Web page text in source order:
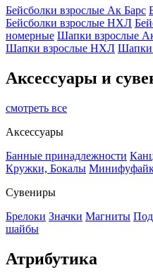
Бейсболки взрослые Ак Барс
Бейсболки взрослые НХЛ
номерные Шапки взрослые
Шапки взрослые НХЛ Шапки
Аксессуары и
смотреть все
Аксессуары
Банные принадлежности
Кружки, Бокалы
Сувениры
Брелоки Значки Магниты
шайбы
Атрибутика